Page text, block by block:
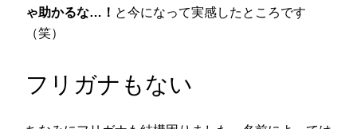
ゃ助かるな…！ と今になって実感したところです
（笑）
フリガナもない